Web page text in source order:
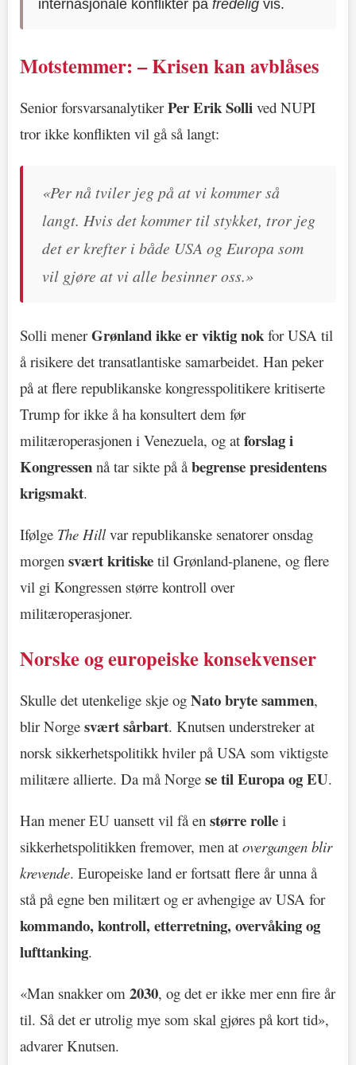
internasjonale konflikter påfredelig vis.
Motstemmer: – Krisen kan avblåses
Senior forsvarsanalytikerPer Erik Solli ved NUPI
tror ikke konflikten vil gå så langt:
«Per nå tviler jeg på at vi kommer så
langt. Hvis det kommer til stykket, tror jeg
det er krefter i både USA og Europa som
vil gjøre at vi alle besinner oss.»
Solli menerGrønland ikke er viktig nok for USA til
å risikere det transatlantiske samarbeidet. Han peker
på at flere republikanske kongresspolitikere kritiserte
Trump for ikke å ha konsultert dem før
militæroperasjonen i Venezuela, og at forslag i
Kongressen nå tar sikte på åbegrense presidentens
krigsmakt.
Ifølge The Hillvar republikanske senatorer onsdag
morgen svært kritiske til Grønland-planene, og flere
vil gi Kongressen større kontroll over
militæroperasjoner.
Norske og europeiske konsekvenser
Skulle det utenkelige skje og Nato bryte sammen,
blir Norge svært sårbart. Knutsen understreker at
norsk sikkerhetspolitikk hviler på USA som viktigste
militære allierte. Da må Norge se til Europa og EU.
Han mener EU uansett vil få en større rolle i
sikkerhetspolitikken fremover, men at overgangen blir
krevende. Europeiske land er fortsatt flere år unna å
stå på egne ben militært og er avhengige av USA for
kommando, kontroll, etterretning, overvåking og
lufttanking.
«Man snakker om 2030, og det er ikke mer enn fire år
til. Så det er utrolig mye som skal gjøres på kort tid»,
advarer Knutsen.